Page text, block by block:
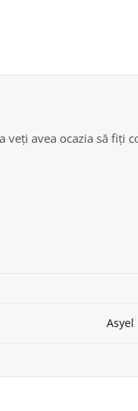
avea ocazia să fiți
Asyel